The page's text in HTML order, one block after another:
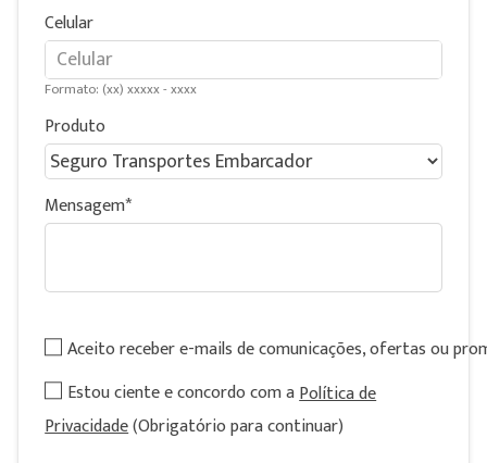
Celular
Formato: (xx) xxxxx - xxxx
Produto
Mensagem
Aceito receber e-mails de comunicações, ofertas ou
Estou ciente e concordo com aPolítica de
Privacidade(Obrigatório para continuar)